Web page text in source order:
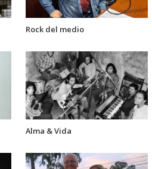
Rock del medio
Alma & Vida